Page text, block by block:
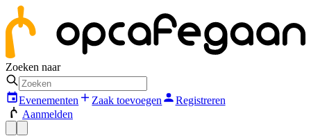
Zoeken naar
Evenementen Zaak toevoegen
Registreren
Aanmelden